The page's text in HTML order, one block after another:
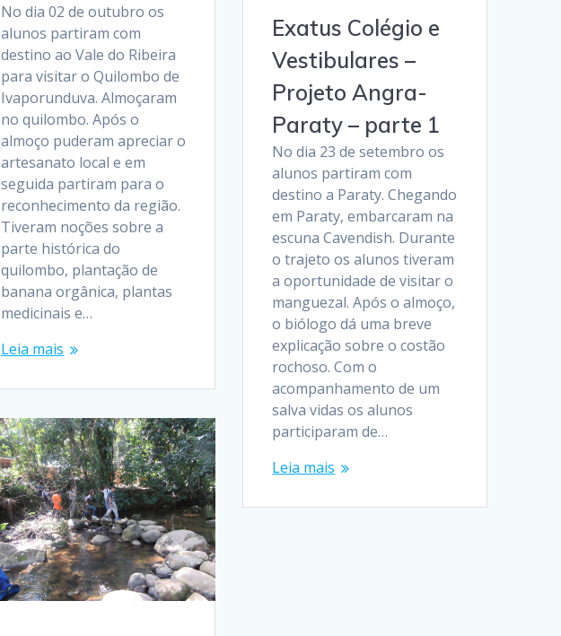
No dia 02 de outubro os
alunos partiram com
destino ao Vale do Ribeira
para visitar o Quilombo de
Ivaporunduva. Almoçaram
no quilombo. Após o
almoço puderam apreciar o
artesanato local e em
seguida partiram para o
reconhecimento da região.
Tiveram noções sobre a
parte histórica do
quilombo, plantação de
banana orgânica, plantas
medicinais e…
Leia mais
Exatus Colégio e
Vestibulares –
Projeto Angra-
Paraty – parte 1
No dia 23 de setembro os
alunos partiram com
destino a Paraty. Chegando
em Paraty, embarcaram na
escuna Cavendish. Durante
o trajeto os alunos tiveram
a oportunidade de visitar o
manguezal. Após o almoço,
o biólogo dá uma breve
explicação sobre o costão
rochoso. Com o
acompanhamento de um
salva vidas os alunos
participaram de…
Leia mais